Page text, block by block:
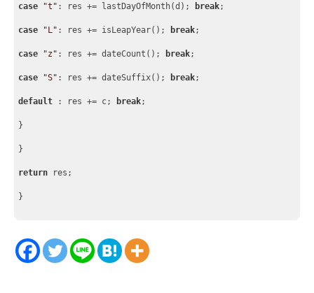
case "t" : res += lastDayOfMonth(d); break;
case "L" : res += isLeapYear(); break;
case "z" : res += dateCount(); break;
case "S" : res += dateSuffix(); break;
default : res += c; break;
}
}
return res;
}